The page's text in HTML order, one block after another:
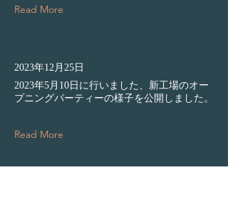
Read More
2023年12月25日
2023年5月10日に行いました、新工場のオー
プニングパーティーの様子を公開しました。
Read More